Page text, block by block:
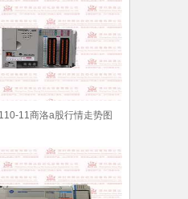
11商洛a股行情走势图